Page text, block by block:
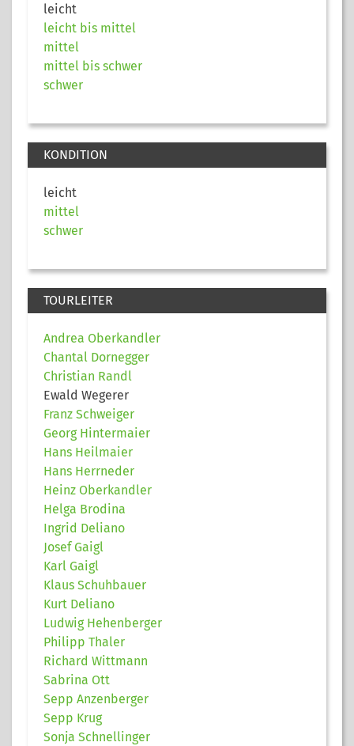
leicht
leicht bis mittel
mittel
mittel bis schwer
schwer
KONDITION
leicht
mittel
schwer
TOURLEITER
Andrea Oberkandler
Chantal Dornegger
Christian Randl
Ewald Wegerer
Franz Schweiger
Georg Hintermaier
Hans Heilmaier
Hans Herrneder
Heinz Oberkandler
Helga Brodina
Ingrid Deliano
Josef Gaigl
Karl Gaigl
Klaus Schuhbauer
Kurt Deliano
Ludwig Hehenberger
Philipp Thaler
Richard Wittmann
Sabrina Ott
Sepp Anzenberger
Sepp Krug
Sonja Schnellinger